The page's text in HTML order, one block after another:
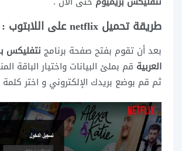
طريقة تحميل netflix على اللابتوب :
بعد أن تقوم بفتح صفحة برنامج نتفليكس
العربية قم بملئ البيانات واختيار الباقة
ثم قم بوضع بريدك الإلكتروني و اختر